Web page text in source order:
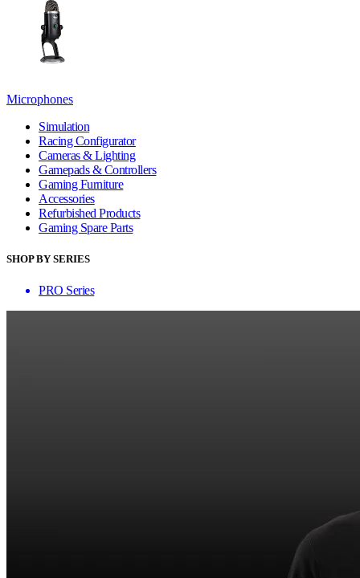
Microphones
Simulation
Racing Configurator
Cameras & Lighting
Gamepads & Controllers
Gaming Furniture
Accessories
Refurbished Products
Gaming Spare Parts
SHOP BY SERIES
PRO Series